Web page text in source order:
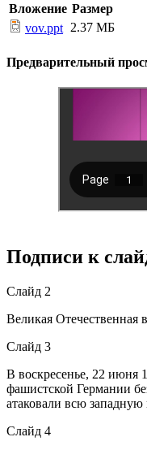
Вложение Размер
vov.ppt 2.37 МБ
Предварительный
Подписи к
Слайд 2
Великая Отечественная
Слайд 3
В воскресенье, 22 июня
фашистской Германии
атаковали всю
Слайд 4